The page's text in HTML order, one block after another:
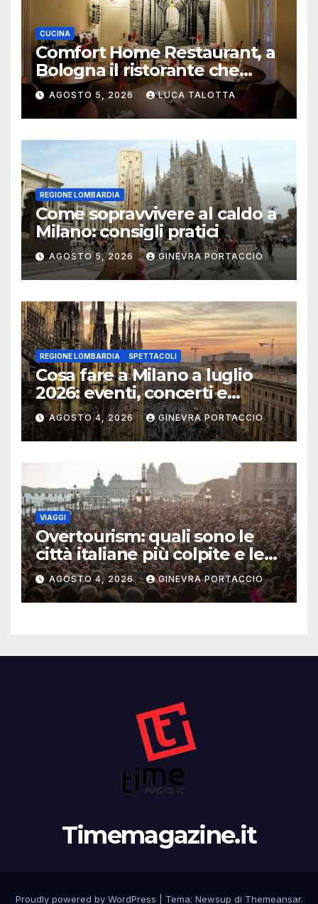
CUCINA
Comfort Home Restaurant, a
Bologna il ristorante che
trasforma l’ospitalità in
un’esperienza di casa
AGOSTO 5, 2026 LUCA TALOTTA
REGIONE LOMBARDIA
Come sopravvivere al caldo a
Milano: consigli pratici
AGOSTO 5, 2026 GINEVRA PORTACCIO
REGIONE LOMBARDIA SPETTACOLI
Cosa fare a Milano a luglio
2026: eventi, concerti e
mostre
AGOSTO 4, 2026 GINEVRA PORTACCIO
VIAGGI
Overtourism: quali sono le
città italiane più colpite e le
alternative da scegliere
AGOSTO 4, 2026 GINEVRA PORTACCIO
Timemagazine.it
Proudly powered by WordPress Tema: Newsup di Themeansar.